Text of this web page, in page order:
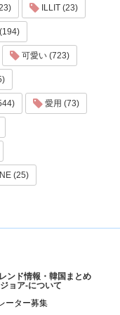
ILLIT (23)
可愛い (723)
愛用 (73)
(25)
ンド情報・韓国まとめ
ョア-について
ーター募集